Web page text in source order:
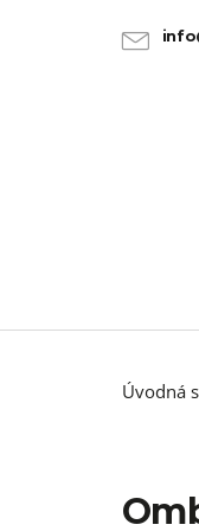
Úvodná
SPÄŤ
SPÄŤ
100%